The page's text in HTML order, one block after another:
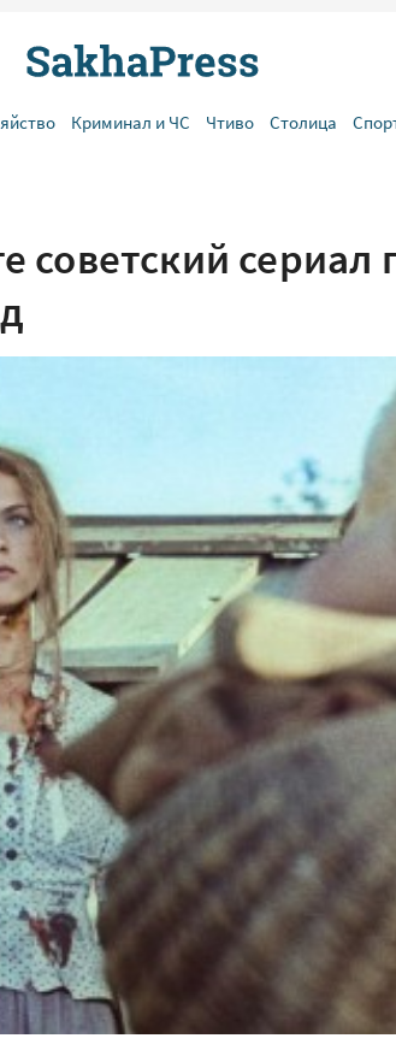
Криминал и ЧС Чтиво Столица
советский сериал